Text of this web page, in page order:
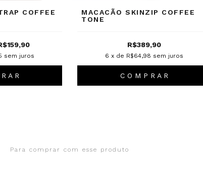
COFFEE
sem juros
A R
MACACÃO SKINZIP COFFEE
TONE
R$389,90
6 x de R$64,98 sem juros
C O M P R A R
Para comprar com esse produto